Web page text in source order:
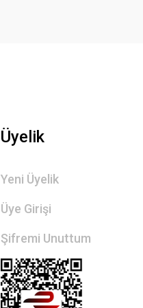
Üyelik
Yeni Üyelik
Üye Girişi
Şifremi Unuttum